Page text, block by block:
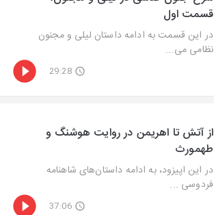
قسمت اول
در این قسمت به ادامه داستان لیلی و مجنون
نظامی می‌...
29:28
از آتش تا اهریمن در روایت هوشنگ و
طهمورث
در این اپیزود، به ادامه داستان‌های شاهنامه
فردوسی ...
37:06